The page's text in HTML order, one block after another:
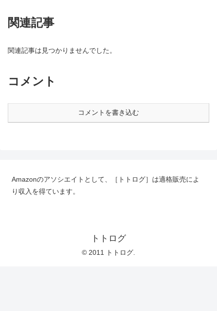
関連記事
関連記事は見つかりませんでした。
コメント
コメントを書き込む
Amazonのアソシエイトとして、［トトログ］は適格販売によ
り収入を得ています。
トトログ
© 2011 トトログ.